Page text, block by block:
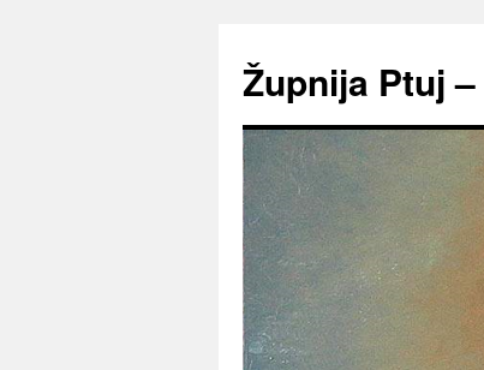
vsebino
Župnija Ptuj